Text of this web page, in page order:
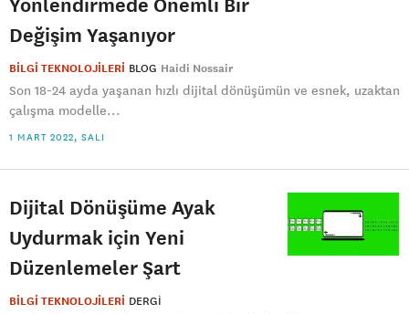
Değişim Yaşanıyor
BİLGİ TEKNOLOJİLERİ BLOG Haidi Nossair
Son 18-24 ayda yaşanan hızlı dijital dönüşümün ve esnek, uzaktan
çalışma modelle...
1 MART 2022, SALI
Dijital Dönüşüme Ayak
Uydurmak için Yeni
Düzenlemeler Şart
BİLGİ TEKNOLOJİLERİ DERGI